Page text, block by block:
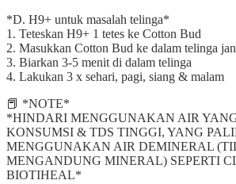
*D. H9+ untuk masalah telinga*
1. Teteskan H9+ 1 tetes ke Cotton Bud
2. Masukkan Cotton Bud ke dalam telinga
3. Biarkan 3-5 menit di dalam telinga
4. Lakukan 3 x sehari, pagi, siang & malam
📕 *NOTE*
*HINDARI MENGGUNAKAN AIR
KONSUMSI & TDS TINGGI, YANG
MENGGUNAKAN AIR DEMINERAL
MENGANDUNG MINERAL) SEPERTI
BIOTIHEAL*